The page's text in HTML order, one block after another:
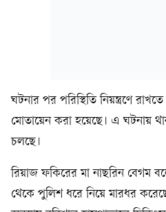
ঘটনার পর পরিস্থিতি নিয়ন্ত্রণে
মোতায়েন করা হয়েছে। এ ঘটনায়
চলছে।
রিয়াজ ফকিরের মা নাছরিন বেগম
থেকে পুলিশ ধরে নিয়ে মারধর